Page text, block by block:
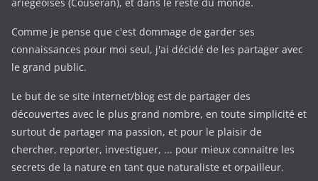
Comme je pense que c'est dommage de garder ses
connaissances pour moi seul, j'ai décidé de les partager avec
le grand public.
Le but de se site internet/blog est de partager des
découvertes avec le plus grand nombre, en toute simplicité et
surtout de partager ma passion, et pour le plaisir de
chercher, reporter, investiguer, ... pour mieux connaitre les
secrets de la nature en tant que naturaliste et orpailleur.